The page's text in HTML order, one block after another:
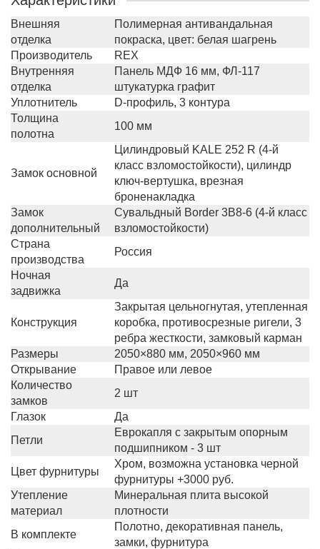
Внешняя
отделка
Полимерная антивандальная
покраска, цвет: белая шагрень
Производитель
REX
Внутренняя
отделка
Панель МДФ 16 мм, ФЛ-117
штукатурка графит
Уплотнитель
D-профиль, 3 контура
Толщина
полотна
100 мм
Замок основной
Цилиндровый KALE 252 R (4-й
класс взломостойкости), цилиндр
ключ-вертушка, врезная
броненакладка
Замок
дополнительный
Сувальдный Border 3B8-6 (4-й класс
взломостойкости)
Страна
производства
Россия
Ночная
задвижка
Да
Конструкция
Закрытая цельногнутая, утепленная
коробка, противосрезные ригели, 3
ребра жесткости, замковый карман
Размеры
2050×880 мм, 2050×960 мм
Открывание
Правое или левое
Количество
замков
2 шт
Глазок
Да
Петли
Еврокапля с закрытым опорным
подшипником - 3 шт
Цвет фурнитуры
Хром, возможна установка черной
фурнитуры +3000 руб.
Утепление
материал
Минеральная плита высокой
плотности
В комплекте
Полотно, декоративная панель,
замки, фурнитура